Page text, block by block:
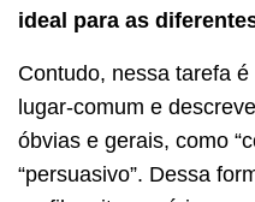
ideal para as
Contudo, nessa tarefa
lugar-comum e
óbvias e gerais, como
“persuasivo”. Dessa